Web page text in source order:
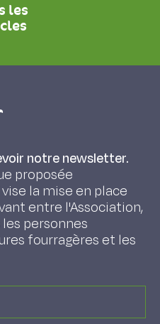
les
notre newsletter.
proposée
la mise en place
entre l'Association,
personnes
fourragères et les